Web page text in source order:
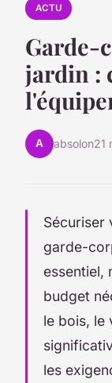
ACTU
Garde-
jardin :
A absolon21
Sécuriser
garde-
essentiel,
budget
le bois, le
les